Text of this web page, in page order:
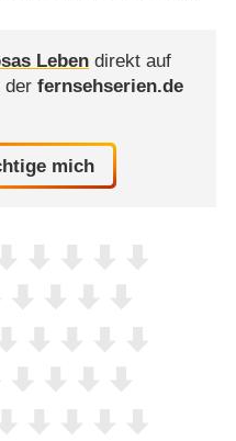
Lebendirekt auf
der fernsehserien.de
mich